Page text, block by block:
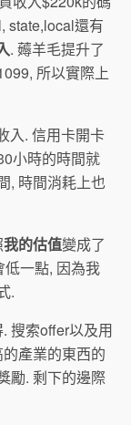
state,local還有
. 薅羊毛提升了
所以實際上
入. 信用卡開卡
小時的時間就
, 時間消耗上也
我的估值變成了
低一點, 因為我
.
搜索offer以及用
產業的東西的
勵. 剩下的邊際